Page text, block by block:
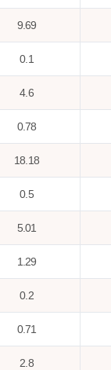
9.69
0.1
4.6
0.78
18.18
0.5
5.01
1.29
0.2
0.71
2.8